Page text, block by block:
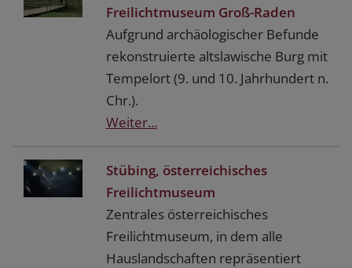
Freilichtmuseum Groß-Raden
Aufgrund archäologischer Befunde
rekonstruierte altslawische Burg mit
Tempelort (9. und 10. Jahrhundert n.
Chr.).
Weiter...
Stübing, österreichisches
Freilichtmuseum
Zentrales österreichisches
Freilichtmuseum, in dem alle
Hauslandschaften repräsentiert